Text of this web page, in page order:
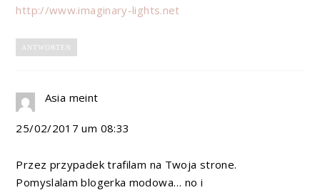
http://www.imaginary-lights.net
ANTWORTEN
Asia meint
25/02/2017 um 08:33
Przez przypadek trafilam na Twoja strone.
Pomyslalam blogerka modowa… no i